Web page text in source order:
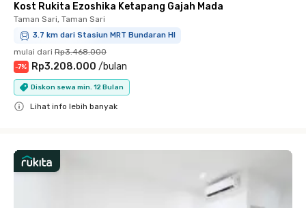
Kost Rukita Ezoshika Ketapang Gajah Mada
Taman Sari, Taman Sari
3.7 km dari Stasiun MRT Bundaran HI
mulai dari Rp3.468.000
-7% Rp3.208.000 /bulan
Diskon sewa min. 12 Bulan
Lihat info lebih banyak